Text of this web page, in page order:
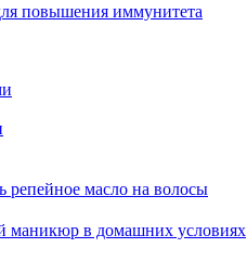
повышения иммунитета
репейное масло на волосы
маникюр в домашних условиях